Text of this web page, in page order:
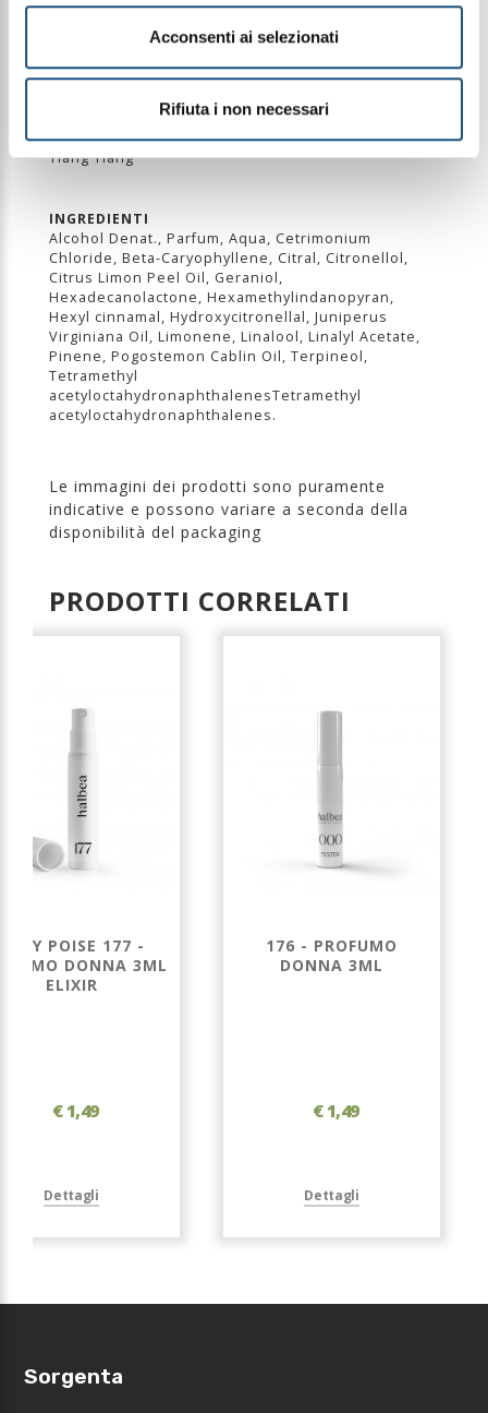
Acconsenti ai selezionati
Rifiuta i non necessari
Note di testa: Mela Verde, Bergamotto, Limone,
Patchouli, Pepe Rosa e Violetta
Note di cuore: Muschio, Rosa, Sandalo e Storace
Note di fondo: Ribes Nero, Pesca, Ambra, Lillà e
Ylang Ylang
INGREDIENTI
Alcohol Denat., Parfum, Aqua, Cetrimonium
Chloride, Beta-Caryophyllene, Citral, Citronellol,
Citrus Limon Peel Oil, Geraniol,
Hexadecanolactone, Hexamethylindanopyran,
Hexyl cinnamal, Hydroxycitronellal, Juniperus
Virginiana Oil, Limonene, Linalool, Linalyl Acetate,
Pinene, Pogostemon Cablin Oil, Terpineol,
Tetramethyl
acetyloctahydronaphthalenesTetramethyl
acetyloctahydronaphthalenes.
Le immagini dei prodotti sono puramente
indicative e possono variare a seconda della
disponibilità del packaging
PRODOTTI CORRELATI
POISE 177 -
DONNA 3ML
ELIXIR
€ 1,49
Dettagli
176 - PROFUMO
DONNA 3ML
€ 1,49
Dettagli
Sorgenta